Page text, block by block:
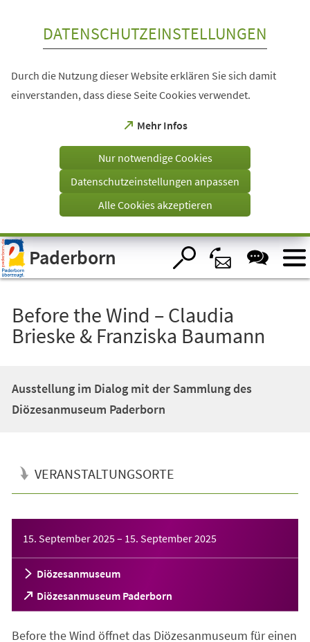
Visuelle
Assistenzsoftware
öffnen.
DATENSCHUTZEINSTELLUNGEN
Durch die Nutzung dieser Website erklären Sie sich damit
einverstanden, dass diese Seite Cookies verwendet.
Mehr Infos
(Öffnet
einem
Tab)
Nur notwendige Cookies
Datenschutzeinstellungen anpassen
Alle Cookies akzeptieren
Paderborn
Before the Wind – Claudia
Brieske & Franziska Baumann
Ausstellung im Dialog mit der Sammlung des
Diözesanmuseum Paderborn
VERANSTALTUNGSORTE
15. September 2025– 15. September 2025
Diözesanmuseum
Diözesanmuseum Paderborn
(Öffnet
in
neuen
Before the Wind öffnet das Diözesanmuseum für einen